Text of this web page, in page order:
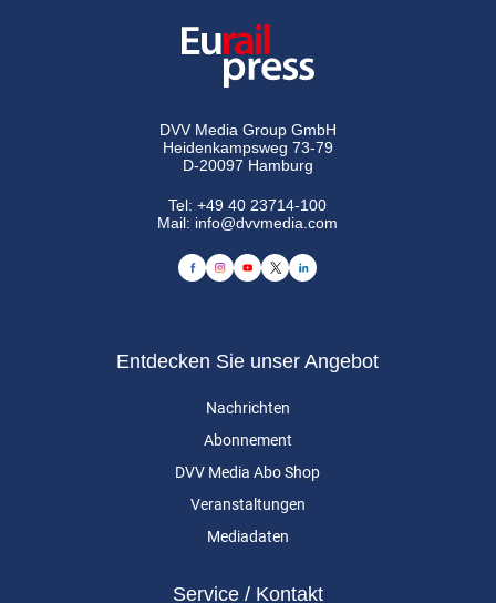
DVV Media Group GmbH
Heidenkampsweg 73-79
D-20097 Hamburg
Tel:+49 40 23714-100
Mail: info@dvvmedia.com
Entdecken Sie unser Angebot
Nachrichten
Abonnement
DVV Media Abo Shop
Veranstaltungen
Mediadaten
Service / Kontakt